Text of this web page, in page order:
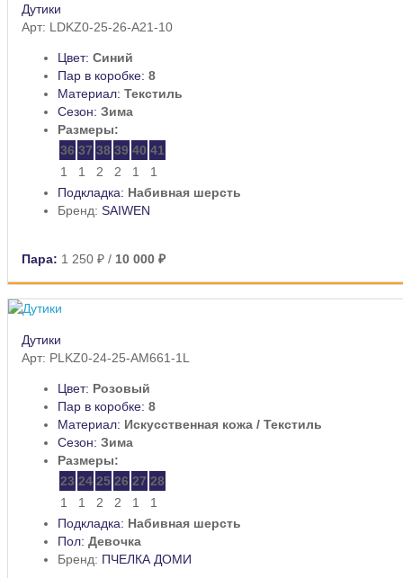
Дутики
Арт: LDKZ0-25-26-A21-10
Цвет: Синий
Пар в коробке: 8
Материал: Текстиль
Сезон: Зима
Размеры:
36 37 38 39 40 41
1
1 2 2 1
1
Подкладка: Набивная шерсть
Бренд: SAIWEN
Пара: 1 250 ₽ / 10 000 ₽
Дутики
Арт: PLKZ0-24-25-AM661-1L
Цвет: Розовый
Пар в коробке: 8
Материал: Искусственная кожа / Текстиль
Сезон: Зима
Размеры:
23 24 25 26 27 28
1
1 2 2 1
1
Подкладка: Набивная шерсть
Пол: Девочка
Бренд: ПЧЕЛКА ДОМИ